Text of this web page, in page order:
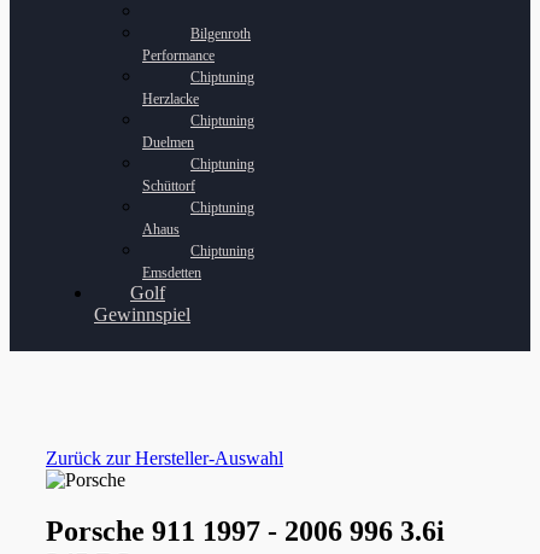
Bilgenroth
Performance
Chiptuning
Herzlacke
Chiptuning
Duelmen
Chiptuning
Schüttorf
Chiptuning
Ahaus
Chiptuning
Emsdetten
Golf
Gewinnspiel
Zurück zur Hersteller-Auswahl
Porsche 911 1997 - 2006 996 3.6i